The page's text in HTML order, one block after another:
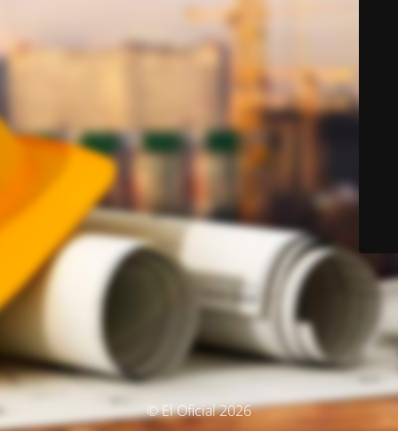
© El Oficial 2026